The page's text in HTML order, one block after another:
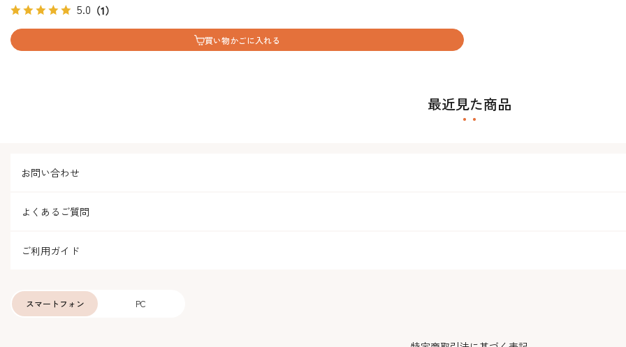
5.0 （1）
買い物かごに入れる
最近見た商品
お問い合わせ
よくあるご質問
ご利用ガイド
PC
スマートフォン